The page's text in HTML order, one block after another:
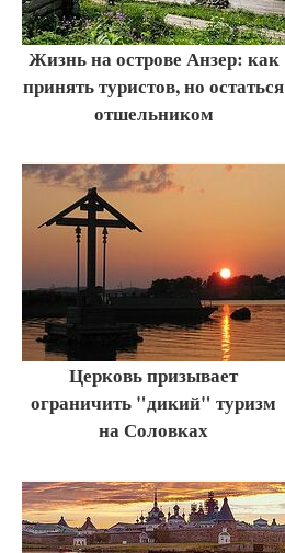
Жизнь на острове Анзер: как
принять туристов, но остаться
отшельником
Церковь призывает
ограничить "дикий" туризм
на Соловках